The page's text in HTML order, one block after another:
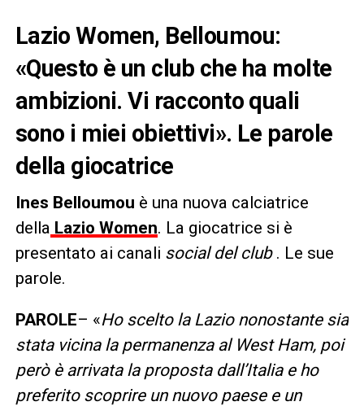
Lazio Women, Belloumou:
«Questo è un club che ha molte
ambizioni. Vi racconto quali
sono i miei obiettivi». Le parole
della giocatrice
Ines Belloumou è una nuova calciatrice
della Lazio Women. La giocatrice si è
presentato ai canali social del club. Le sue
parole.
PAROLE– «Ho scelto la Lazio nonostante sia
stata vicina la permanenza al West Ham, poi
però è arrivata la proposta dall’Italia e ho
preferito scoprire un nuovo paese e un